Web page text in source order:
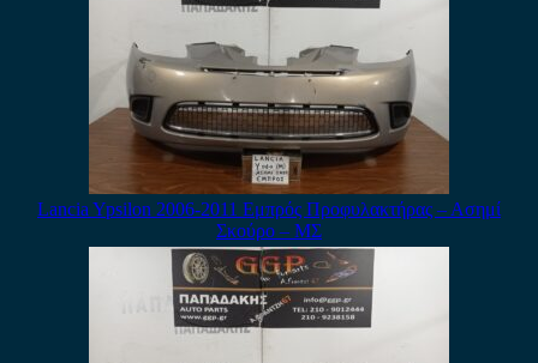
Lancia Ypsilon 2006-2011 Εμπρός Προφυλακτήρας – Ασημί
Σκούρο – ΜΣ